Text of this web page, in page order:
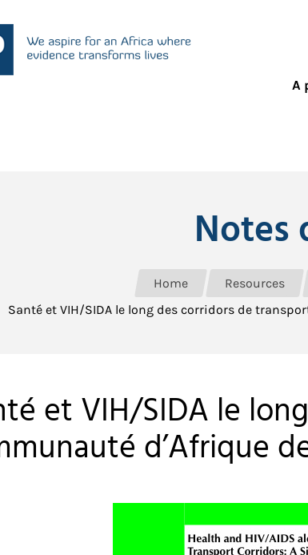
A
Notes
Home Resources
Santé et VIH/SIDA le long des corridors de
et VIH/SIDA le
d’Afrique